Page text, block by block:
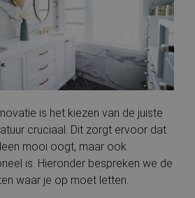
is het kiezen van de juiste
cruciaal. Dit zorgt ervoor dat
mooi oogt, maar ook
is. Hieronder bespreken we de
waar je op moet letten.